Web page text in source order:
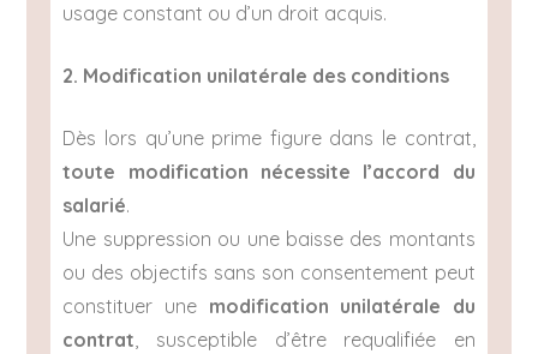
usage constant ou d’un droit acquis.
2. Modification unilatérale des conditions
Dès lors qu’une prime figure dans le contrat,
toute modification nécessite l’accord du
salarié.
Une suppression ou une baisse des montants
ou des objectifs sans son consentement peut
constituer une modification unilatérale du
contrat, susceptible d’être requalifiée en